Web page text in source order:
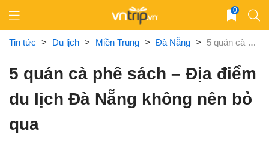
content
0
Tin tức > Du lịch > Miền Trung > Đà Nẵng > 5 quán cà phê sách – Địa điểm du lịch Đà Nẵng không nên bỏ qua
5 quán cà phê sách – Địa điểm
du lịch Đà Nẵng không nên bỏ
qua